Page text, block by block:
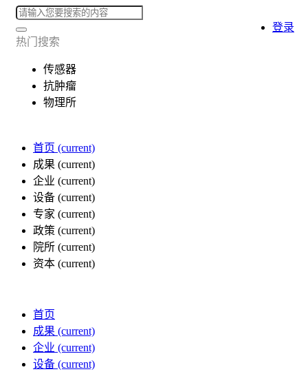
热门搜索
传感器
抗肿瘤
物理所
首页 (current)
成果 (current)
企业 (current)
设备 (current)
专家 (current)
政策 (current)
院所 (current)
资本 (current)
登录
首页
成果 (current)
企业 (current)
设备 (current)